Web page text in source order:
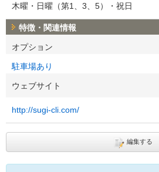
木曜・日曜（第1、3、5）・祝日
特徴・関連情報
オプション
駐車場あり
ウェブサイト
http://sugi-cli.com/
編集する